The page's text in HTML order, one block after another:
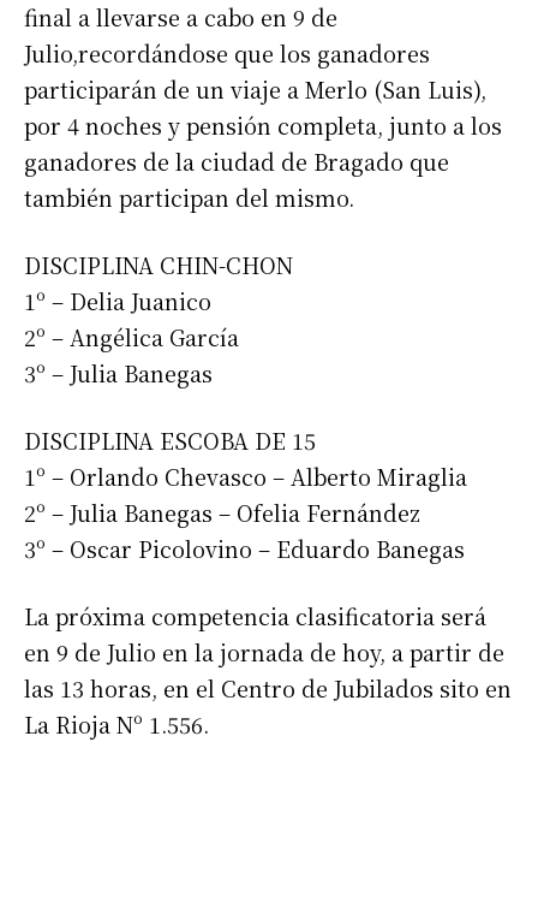
final a llevarse a cabo en 9 de
Julio,recordándose que los ganadores
participarán de un viaje a Merlo (San Luis),
por 4 noches y pensión completa, junto a los
ganadores de la ciudad de Bragado que
también participan del mismo.
DISCIPLINA CHIN-CHON
1º – Delia Juanico
2º – Angélica García
3º – Julia Banegas
DISCIPLINA ESCOBA DE 15
1º – Orlando Chevasco – Alberto Miraglia
2º – Julia Banegas – Ofelia Fernández
3º – Oscar Picolovino – Eduardo Banegas
La próxima competencia clasificatoria será
en 9 de Julio en la jornada de hoy, a partir de
las 13 horas, en el Centro de Jubilados sito en
La Rioja Nº 1.556.